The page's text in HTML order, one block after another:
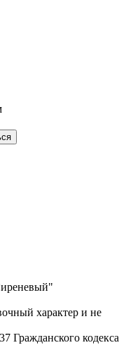
характер и не
Гражданского кодекса